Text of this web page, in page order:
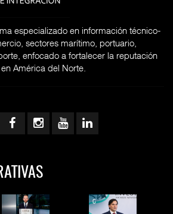
especializado en información técnico-
sectores marítimo, portuario,
enfocado a fortalecer la reputación
América del Norte.